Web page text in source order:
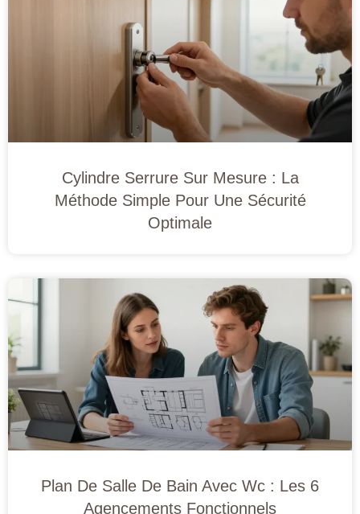
Cylindre Serrure Sur Mesure : La
Méthode Simple Pour Une Sécurité
Optimale
Plan De Salle De Bain Avec Wc : Les 6
Agencements Fonctionnels